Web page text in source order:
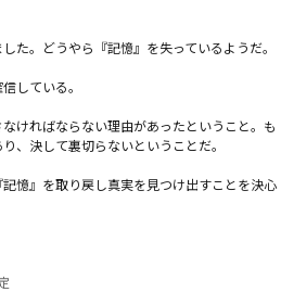
た。どうやら『記憶』を失っているようだ。
している。
ければならない理由があったということ。も
、決して裏切らないということだ。
憶』を取り戻し真実を見つけ出すことを決心